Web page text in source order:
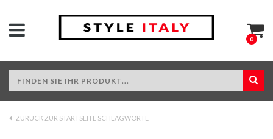
0
ZURÜCK ZUR STARTSEITE SCHLAGWORTE